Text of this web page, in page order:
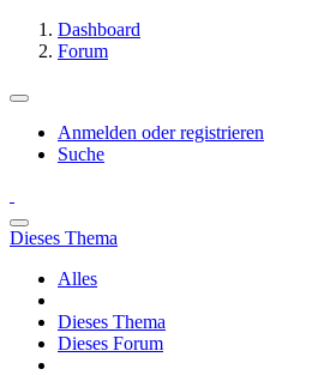
Dashboard
Forum
Anmelden oder registrieren
Suche
Dieses Thema
Alles
Dieses Thema
Dieses Forum